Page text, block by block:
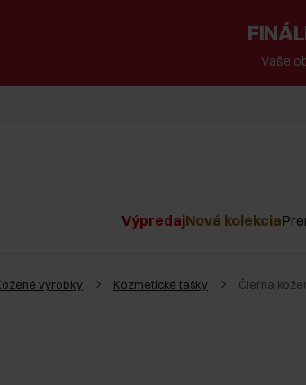
Vaše
VýpredajNová kolekcia
výrobky Kozmetické tašky Čierna